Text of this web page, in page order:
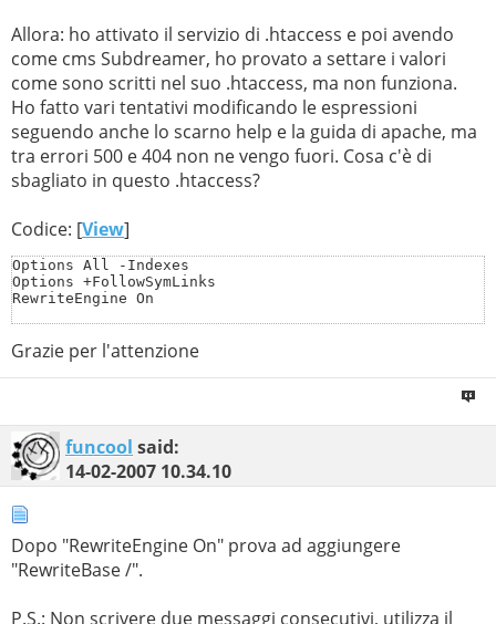
Allora: ho attivato il servizio di .htaccess e poi avendo
come cms Subdreamer, ho provato a settare i valori
come sono scritti nel suo .htaccess, ma non funziona.
Ho fatto vari tentativi modificando le espressioni
seguendo anche lo scarno help e la guida di apache, ma
tra errori 500 e 404 non ne vengo fuori. Cosa c'è di
sbagliato in questo .htaccess?
Codice: [View]
Options All -Indexes
Options +FollowSymLinks
RewriteEngine On
RewriteCond %{REQUEST_FILENAME} !-d
RewriteRule ^(.*) index.php
Grazie per l'attenzione
funcool said:
14-02-2007 10.34.10
Dopo "RewriteEngine On" prova ad aggiungere
"RewriteBase /".
P.S.: Non scrivere due messaggi consecutivi, utilizza il